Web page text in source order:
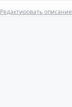
Редактировать описание